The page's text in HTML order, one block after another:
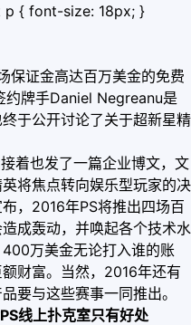
{ font-size: 18px; }
保证金高达百万美金的免费
约牌手Daniel Negreanu是
于公开讨论了关于超新星精
着也发了一篇企业博文，文
将焦点转向娱乐型玩家的决
，2016年PS将推出四场百
成轰动，并唤起各个技术水
万美金无论打入谁的账
财富。当然，2016年还有
要与这些赛事一同推出。
线上扑克室只有好处